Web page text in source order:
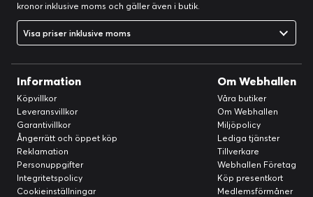
kronor inklusive moms och gäller även i butik.
Visa priser inklusive moms
Information
Köpvillkor
Leveransvillkor
Garantivillkor
Ångerrätt och öppet köp
Reklamation
Personuppgifter
Integritetspolicy
Cookieinställningar
Om Webhallen
Våra butiker
Om Webhallen
Miljöpolicy
Lediga tjänster
Tillverkare
Webhallen Företag
Köp presentkort
Medlemsförmåner